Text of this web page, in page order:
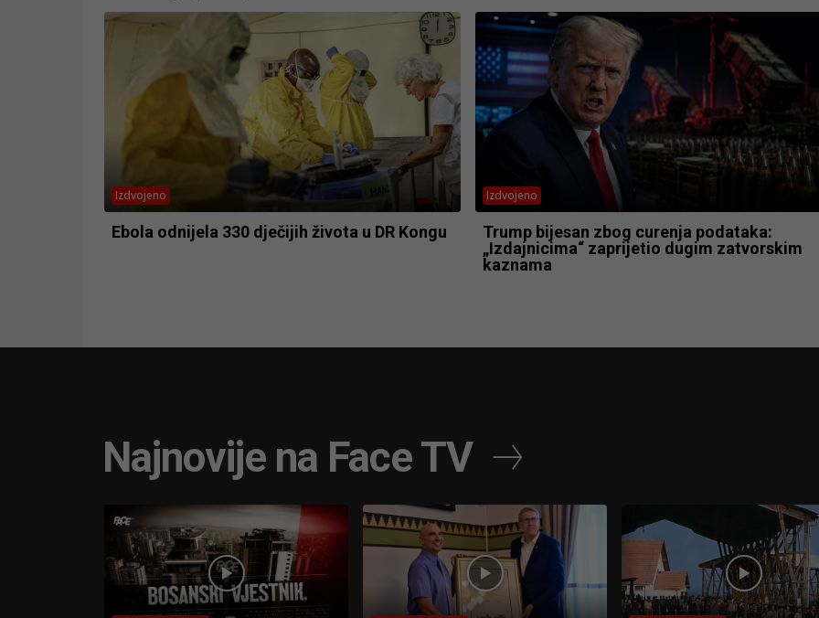
Izdvojeno
Ebola odnijela 330 dječijih života u DR Kongu
Izdvojeno
Trump bijesan zbog curenja podataka:
„Izdajnicima“ zaprijetio dugim zatvorskim
kaznama
Najnovije na Face TV